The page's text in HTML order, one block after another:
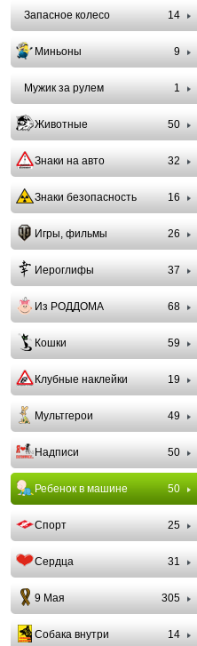
Запасное колесо 14
Миньоны 9
Мужик за рулем 1
Животные 50
Знаки на авто 32
Знаки безопасность 16
Игры, фильмы 26
Иероглифы 37
Из РОДДОМА 68
Кошки 59
Клубные наклейки 19
Мультгерои 49
Надписи 50
Ребенок в машине 50
Спорт 25
Сердца 31
9 Мая 305
Собака внутри 14